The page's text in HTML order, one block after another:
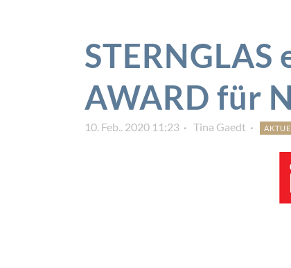
STERNGLAS
AWARD für
10. Feb.. 2020 11:23 Tina Gaedt